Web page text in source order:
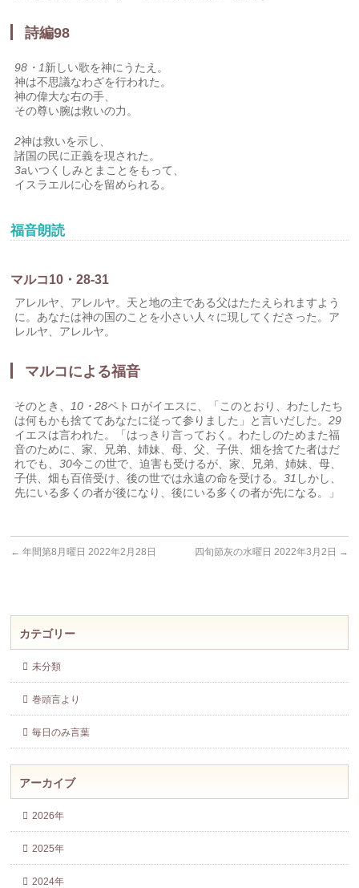
詩編98
98・1新しい歌を神にうたえ。
神は不思議なわざを行われた。
神の偉大な右の手、
その尊い腕は救いの力。
2神は救いを示し、
諸国の民に正義を現された。
3aいつくしみとまことをもって、
イスラエルに心を留められる。
福音朗読
マルコ10・28-31
アレルヤ、アレルヤ。天と地の主である父はたたえられますよう
に。あなたは神の国のことを小さい人々に現してくださった。ア
レルヤ、アレルヤ。
マルコによる福音
そのとき、 10・28ペトロがイエスに、「このとおり、わたしたち
は何もかも捨ててあなたに従って参りました」と言いだした。29
イエスは言われた。「はっきり言っておく。わたしのためまた福
音のために、家、兄弟、姉妹、母、父、子供、畑を捨てた者はだ
れでも、30今この世で、迫害も受けるが、家、兄弟、姉妹、母、
子供、畑も百倍受け、後の世では永遠の命を受ける。31 しかし、
先にいる多くの者が後になり、後にいる多くの者が先になる。」
← 年間第8月曜日 2022年2月28日 四旬節灰の水曜日 2022年3月2日 →
カテゴリー
未分類
巻頭言より
毎日のみ言葉
アーカイブ
2026年
2025年
2024年